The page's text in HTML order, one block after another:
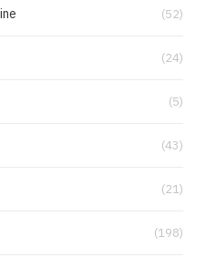
(52)
(24)
(5)
(43)
(21)
(198)